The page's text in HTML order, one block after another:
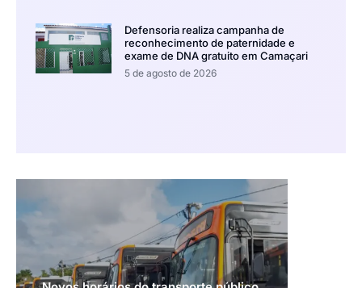
Defensoria realiza campanha de
reconhecimento de paternidade e
exame de DNA gratuito em Camaçari
5 de agosto de 2026